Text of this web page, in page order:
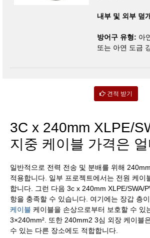
내부 및 외부 덮
방어구 유형: 아
또는 아연 도금
견적 받기
3C x 240mm XLPE/
지중 케이블 가격은
일반적으로 전력 전송 및 분배를 위해
적용합니다. 일부 프로젝트에서는 전원 케이
합니다. 그런 다음 3c x 240mm XLPE/SWA/
항을 충족할 수 있습니다. 여기에는 장갑 층
케이블 케이블을 손상으로부터 보호할 수 있
3×240mm². 또한 240mm2 3심 외장 케이블
수 있는 다른 장소에도 적합합니다.